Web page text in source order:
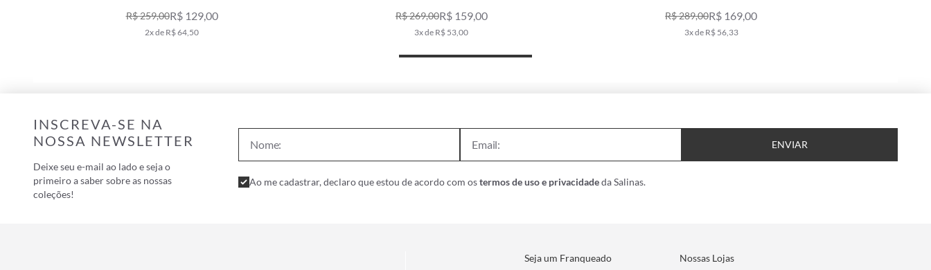
R$ 269,00R$ 159,00
3x de R$ 53,00
R$ 289,00R$ 169,00
3x de R$ 56,33
R$ 239,00R$ 169,00
3x de R$ 56,33
INSCREVA-SE NA
NOSSA NEWSLETTER
Deixe seu e-mail ao lado e seja o
primeiro a saber sobre as nossas
coleções!
ENVIAR
Ao me cadastrar, declaro que estou de acordo com ostermos de uso e privacidadeda Salinas.
Seja um Franqueado Nossas Lojas